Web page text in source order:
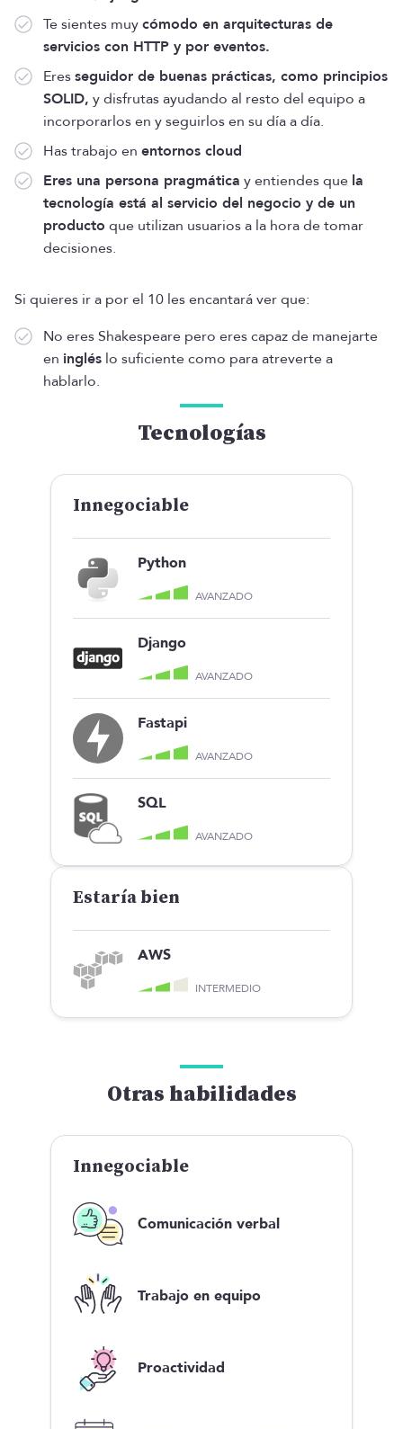
Te sientes muycómodo en arquitecturas de
servicios con HTTP y por eventos.
Eresseguidor de buenas prácticas, como principios
SOLID, y disfrutas ayudando al resto del equipo a
incorporarlos en y seguirlos en su día a día.
Has trabajo en entornos cloud
Eres una persona pragmática y entiendes que la
tecnología está al servicio del negocio y de un
producto que utilizan usuarios a la hora de tomar
decisiones.
Si quieres ir a por el 10 les encantará ver que:
No eres Shakespeare pero eres capaz de manejarte
en inglés lo suficiente como para atreverte a
hablarlo.
Tecnologías
Innegociable
Python
AVANZADO
Django
AVANZADO
Fastapi
AVANZADO
SQL
AVANZADO
Estaría bien
AWS
INTERMEDIO
Otras habilidades
Innegociable
Comunicación verbal
Trabajo en equipo
Proactividad